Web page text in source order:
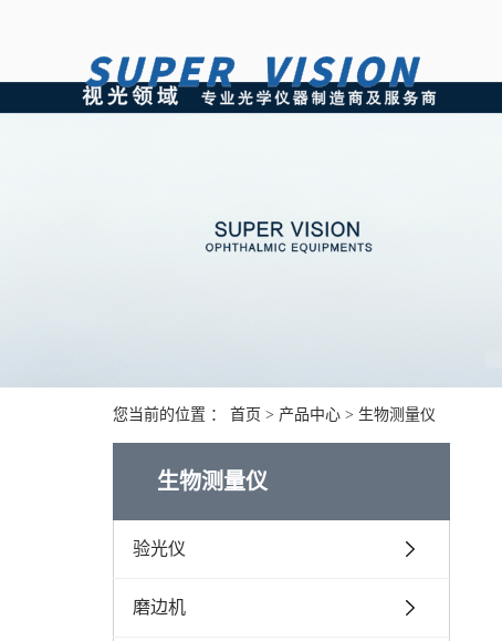
您当前的位置 ： 首页 > 产品中心 > 生物测量仪
生物测量仪
验光仪
磨边机